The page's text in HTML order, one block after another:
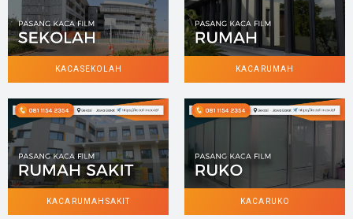
KACA SEKOLAH KACA RUMAH
KACA RUMAH SAKIT KACA RUKO